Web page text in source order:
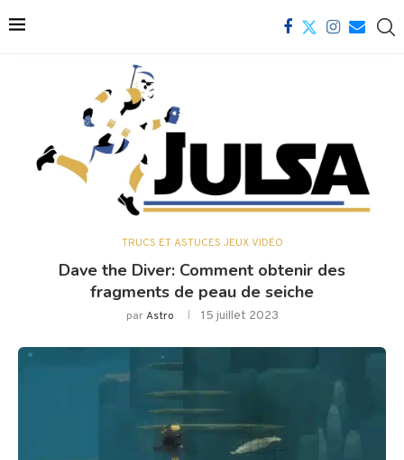
TRUCS ET ASTUCES JEUX VIDÉO
Dave the Diver: Comment obtenir des
fragments de peau de seiche
parAstro 15 juillet 2023